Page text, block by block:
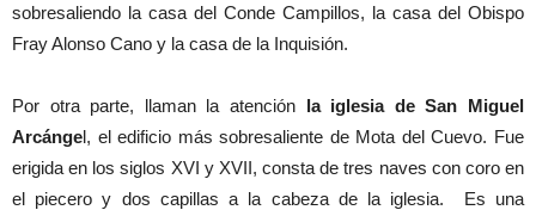
sobresaliendo la casa del Conde Campillos, la casa del Obispo
Fray Alonso Cano y la casa de la Inquisión.
Por otra parte, llaman la atención la iglesia de San Miguel
Arcángel, el edificio más sobresaliente de Mota del Cuevo. Fue
erigida en los siglos XVI y XVII, consta de tres naves con coro en
el piecero y dos capillas a la cabeza de la iglesia. Es una